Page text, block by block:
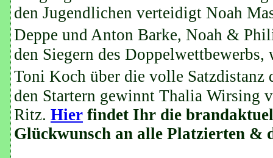
den Jugendlichen verteidigt Noah
Deppe und Anton Barke, Noah &
den Siegern des
Toni Koch über die volle
den Startern gewinnt Thalia Wirsing
Ritz. Hier findet Ihr die
Glückwunsch an alle Platzierten &